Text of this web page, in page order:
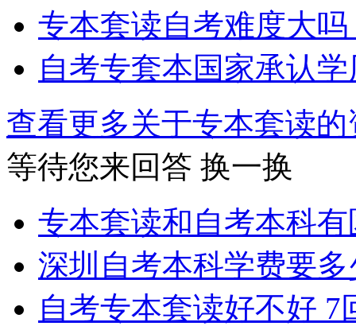
专本套读自考难度大吗
自考专套本国家承认
查看更多关于专本套读
等待您来回答 换一换
专本套读和自考本科
深圳自考本科学费要
自考专本套读好不好 7